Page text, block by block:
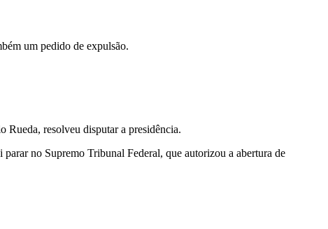
um pedido de expulsão.
resolveu disputar a presidência.
no Supremo Tribunal Federal, que autorizou a abertura de